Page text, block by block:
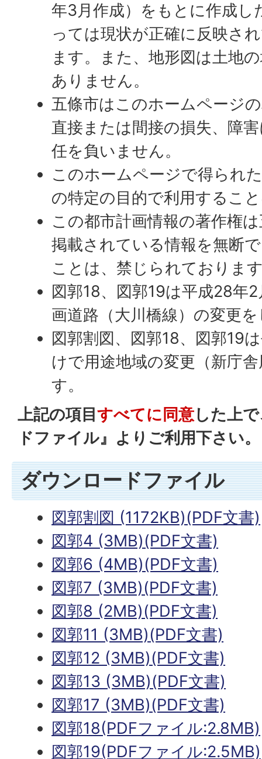
年3月作成）をもとに作成し
っては現状が正確に反映さ
ます。また、地形図は土地
ありません。
五條市はこのホームページ
直接または間接の損失、障
任を負いません。
このホームページで得られ
の特定の目的で利用するこ
この都市計画情報の著作権
掲載されている情報を無断
ことは、禁じられておりま
図郭18、図郭19は平成28年
画道路（大川橋線）の変更
図郭割図、図郭18、図郭19
けで用途地域の変更（新庁
す。
上記の項目 すべてに同意した上
ドファイル』よりご利用下さい。
ダウンロードファイル
図郭割図 (1172KB)(PDF文書)
図郭4 (3MB)(PDF文書)
図郭6 (4MB)(PDF文書)
図郭7 (3MB)(PDF文書)
図郭8 (2MB)(PDF文書)
図郭11 (3MB)(PDF文書)
図郭12 (3MB)(PDF文書)
図郭13 (3MB)(PDF文書)
図郭17 (3MB)(PDF文書)
図郭18(PDFファイル:2.8MB)
図郭19(PDFファイル:2.5MB)